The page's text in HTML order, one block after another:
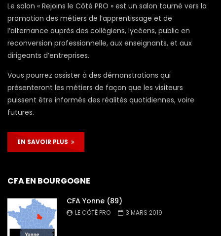
Le salon « Rejoins le Côté PRO » est un salon tourné vers la
promotion des métiers de l’apprentissage et de
l’alternance auprès des collégiens, lycéens, public en
reconversion professionnelle, aux enseignants, et aux
dirigeants d’entreprises.
Vous pourrez assister à des démonstrations qui
présenteront les métiers de façon que les visiteurs
puissent être informés des réalités quotidiennes, voire
futures.
EN SAVOIR PLUS
CFA EN BOURGOGNE
CFA Yonne (89)
LE CÔTÉ PRO 3 MARS 2019